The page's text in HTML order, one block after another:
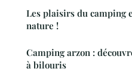
Les plaisirs du camping
nature !
Camping arzon :
à bilouris